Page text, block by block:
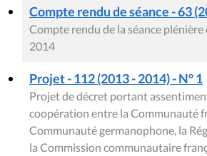
Compte rendu de séance - 63
Compte rendu de la séance
2014
Projet - 112 (2013 - 2014) - N° 1
Projet de décret portant
coopération entre la Communauté
Communauté germanophone, la
la Commission communautaire